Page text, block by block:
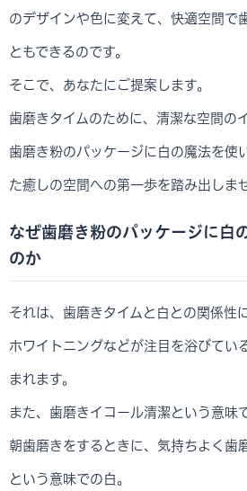
のデザインや色に変えて、快適空間で
ともできるのです。
そこで、あなたにご提案します。
歯磨きタイムのために、清潔な空間の
歯磨き粉のパッケージに白の魔法を使
た癒しの空間への第一歩を踏み出しま
なぜ歯磨き粉のパッケージに白
のか
それは、歯磨きタイムと白との関係性
ホワイトニングなどが注目を浴びてい
まれます。
また、歯磨きイコール清潔という意味
朝歯磨きをするときに、気持ちよく歯
という意味での白。